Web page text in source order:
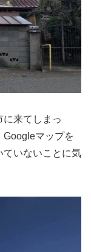
来てしまっ
Googleマップを
ていないことに気